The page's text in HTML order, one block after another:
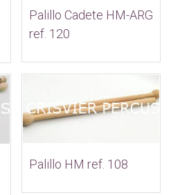
Palillo Cadete HM-ARG
ref. 120
Palillo HM ref. 108